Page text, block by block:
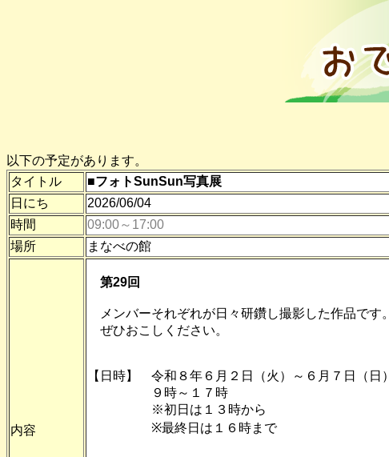
以下の予定があります。
タイトル
■フォトSunSun写真展
日にち
2026/06/04
時間
09:00～17:00
場所
まなべの館
内容
第29回
メンバーそれぞれが日々研鑽し撮影した作品です。
ぜひおこしください。
【日時】 令和８年６月２日（火）～６月７日（日）
９時～１７時
※初日は１３時から
※最終日は１６時まで